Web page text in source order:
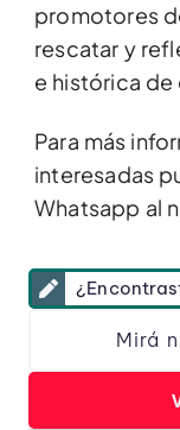
promotores
rescatar y
e histórica
Para más
interesadas
Whatsapp al
Mirá